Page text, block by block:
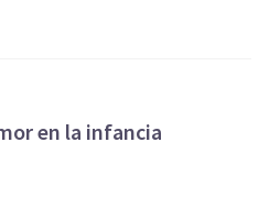
en la infancia